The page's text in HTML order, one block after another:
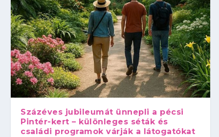
Százéves jubileumát ünnepli a pécsi
Pintér-kert – különleges séták és
családi programok várják a látogatókat